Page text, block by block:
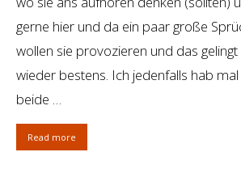
gerne hier und da ein paar große
wollen sie provozieren und das
wieder bestens. Ich jedenfalls hab
beide …
Read more